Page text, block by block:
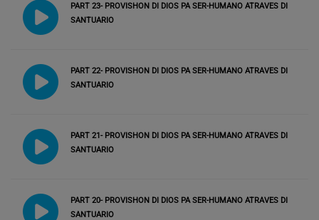
PART 23- PROVISHON DI DIOS PA SER-HUMANO ATRAVES DI
SANTUARIO
PART 22- PROVISHON DI DIOS PA SER-HUMANO ATRAVES DI
SANTUARIO
PART 21- PROVISHON DI DIOS PA SER-HUMANO ATRAVES DI
SANTUARIO
PART 20- PROVISHON DI DIOS PA SER-HUMANO ATRAVES DI
SANTUARIO